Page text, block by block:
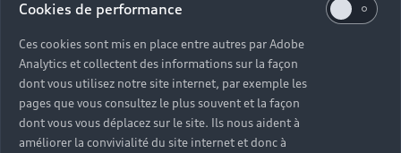
Cookies de performance
Ces cookies sont mis en place entre autres par Adobe
Analytics et collectent des informations sur la façon
dont vous utilisez notre site internet, par exemple les
pages que vous consultez le plus souvent et la façon
dont vous vous déplacez sur le site. Ils nous aident à
améliorer la convivialité du site internet et donc à